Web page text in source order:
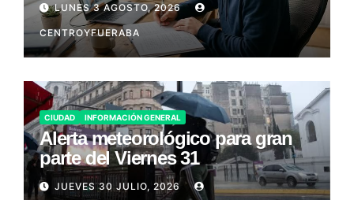
LUNES 3 AGOSTO, 2026
CENTROYFUERABA
CIUDAD INFORMACIÓN GENERAL
Alerta meteorológico para gran
parte del Viernes 31
JUEVES 30 JULIO, 2026